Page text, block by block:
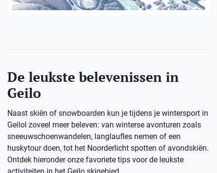
De leukste belevenissen in
Geilo
Naast skiën of snowboarden kun je tijdens je wintersport in
Geilol zoveel meer beleven: van winterse avonturen zoals
sneeuwschoenwandelen, langlaufles nemen of een
huskytour doen, tot het Noorderlicht spotten of avondskiën.
Ontdek hieronder onze favoriete tips voor de leukste